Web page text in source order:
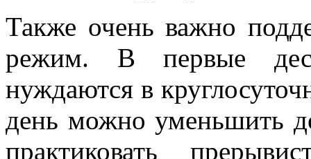
Также очень важно
режим. В первые
нуждаются в
день можно уменьшить
практиковать